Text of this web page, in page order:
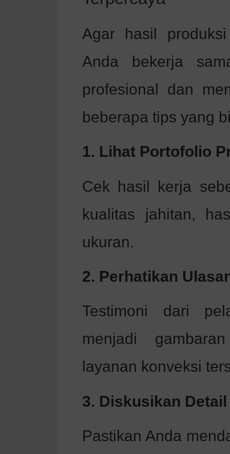
Agar hasil
Anda bekerja
profesional dan
beberapa tips yang
1. Lihat Portofolio
Cek hasil kerja
kualitas jahitan,
ukuran.
2. Perhatikan
Testimoni dari
menjadi
layanan konveksi
3. Diskusikan
Pastikan Anda